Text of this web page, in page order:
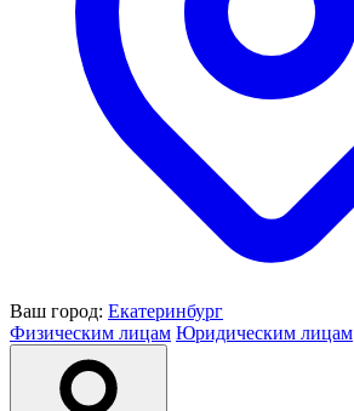
Ваш город: Екатеринбург
Физическим лицам Юридическим лицам